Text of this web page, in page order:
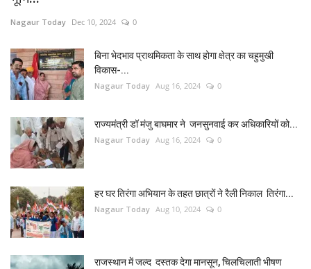
Nagaur Today Dec 10, 2024 0
बिना भेदभाव प्राथमिकता के साथ होगा क्षेत्र का चहुमुखी
विकास-...
Nagaur Today Aug 16, 2024 0
राज्यमंत्री डॉ मंजु बाघमार ने जनसुनवाई कर अधिकारियों को...
Nagaur Today Aug 16, 2024 0
हर घर तिरंगा अभियान के तहत छात्रों ने रैली निकाल तिरंगा...
Nagaur Today Aug 10, 2024 0
राजस्थान में जल्द दस्तक देगा मानसून, चिलचिलाती भीषण